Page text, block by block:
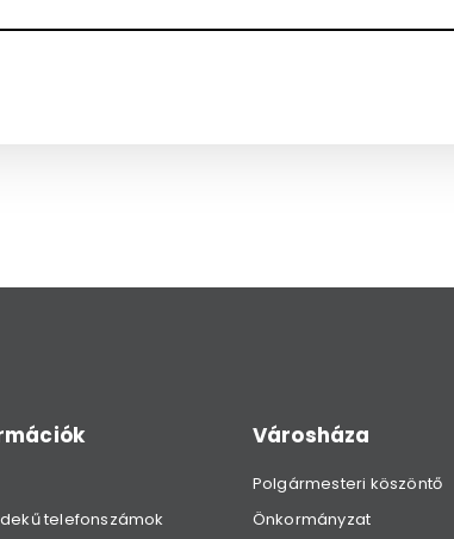
telefonszámok
Városháza
Polgármesteri köszöntő
Önkormányzat